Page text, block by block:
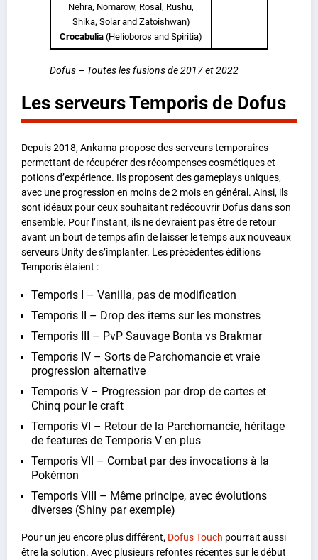
Nehra, Nomarow, Rosal, Rushu,
Shika, Solar and Zatoishwan)
Crocabulia (Helioboros and Spiritia)
Dofus – Toutes les fusions de 2017 et 2022
Les serveurs Temporis de Dofus
Depuis 2018, Ankama propose des serveurs temporaires
permettant de récupérer des récompenses cosmétiques et
potions d’expérience. Ils proposent des gameplays uniques,
avec une progression en moins de 2 mois en général. Ainsi, ils
sont idéaux pour ceux souhaitant redécouvrir Dofus dans son
ensemble. Pour l’instant, ils ne devraient pas être de retour
avant un bout de temps afin de laisser le temps aux nouveaux
serveurs Unity de s’implanter. Les précédentes éditions
Temporis étaient :
Temporis I – Vanilla, pas de modification
Temporis II – Drop des items sur les monstres
Temporis III – PvP Sauvage Bonta vs Brakmar
Temporis IV – Sorts de Parchomancie et vraie
progression alternative
Temporis V – Progression par drop de cartes et
Chinq pour le craft
Temporis VI – Retour de la Parchomancie, héritage
de features de Temporis V en plus
Temporis VII – Combat par des invocations à la
Pokémon
Temporis VIII – Même principe, avec évolutions
diverses (Shiny par exemple)
Pour un jeu encore plus différent, Dofus Touch pourrait aussi
être la solution. Avec plusieurs refontes récentes sur le début